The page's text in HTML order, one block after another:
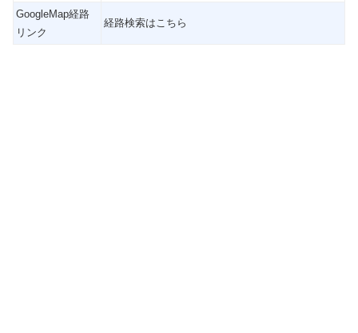
GoogleMap経路
リンク
経路検索はこちら